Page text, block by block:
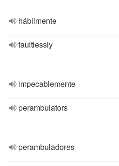
hábilmente
faultlessly
impecablemente
perambulators
perambuladores